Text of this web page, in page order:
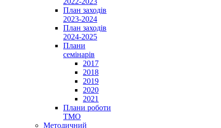
План заходів
2023-2024
План заходів
2024-2025
Плани
семінарів
2017
2018
2019
2020
2021
Плани роботи
ТМО
Методичний